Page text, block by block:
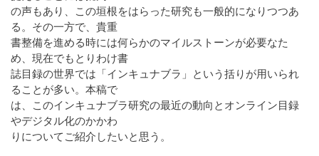
の声もあり、この垣根をはらった研究も一般的になりつつあ
る。その一方で、貴重
書整備を進める時には何らかのマイルストーンが必要なた
め、現在でもとりわけ書
誌目録の世界では「インキュナブラ」という括りが用いられ
ることが多い。本稿で
は、このインキュナブラ研究の最近の動向とオンライン目録
やデジタル化のかかわ
りについてご紹介したいと思う。